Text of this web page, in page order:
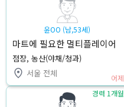
윤OO (남,53세)
마트에 필요한 멀티플레이어
#강남권 점장재직중(점장 및
공산,야채청과팀장 경기권 및
해외한인마트가능)
점장, 농산(야채/청과)
서울 전체
어제
경력 1개월